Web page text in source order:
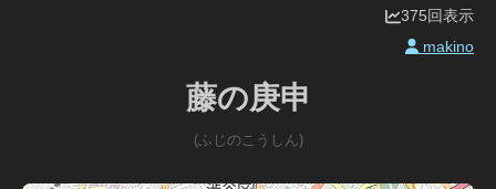
375回表示
makino
藤の庚申
(ふじのこうしん)